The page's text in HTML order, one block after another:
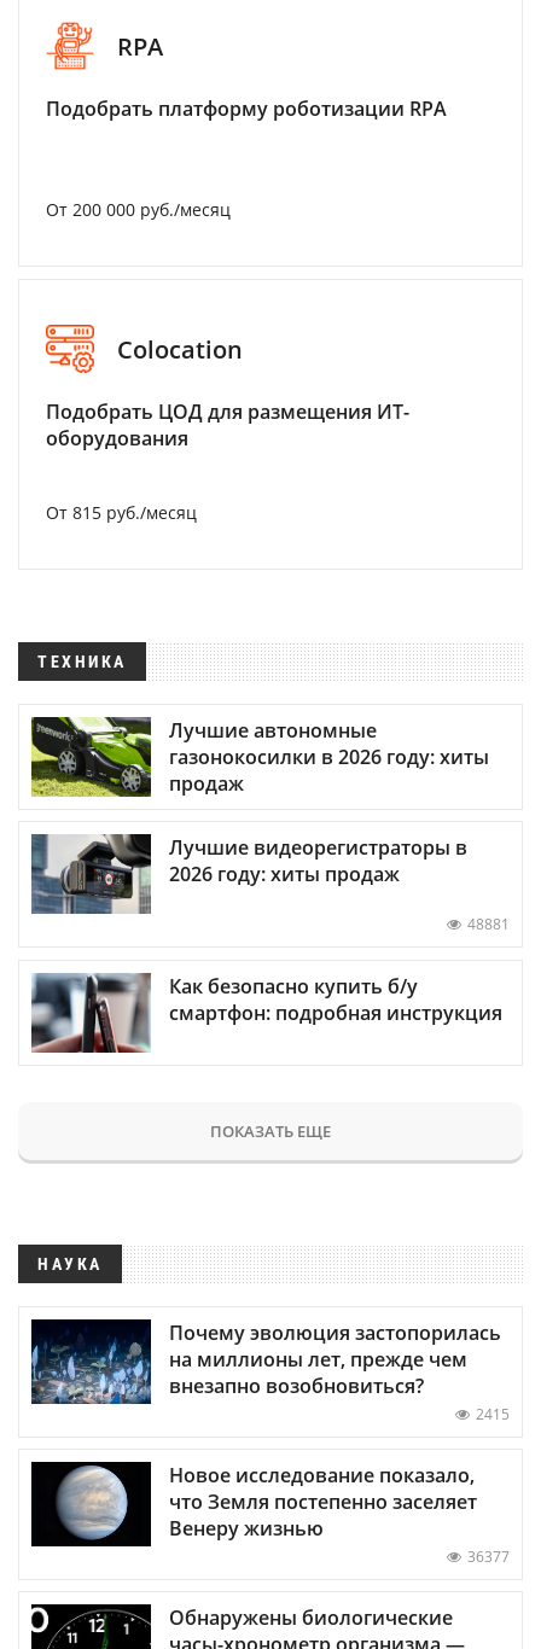
RPA
Подобрать платформу роботизации RPA
От 200 000 руб./месяц
Colocation
Подобрать ЦОД для размещения ИТ-
оборудования
От 815 руб./месяц
ТЕХНИКА
Лучшие автономные
газонокосилки в 2026 году: хиты
продаж
Лучшие видеорегистраторы в
2026 году: хиты продаж
48881
Как безопасно купить б/у
смартфон: подробная инструкция
ПОКАЗАТЬ ЕЩЕ
НАУКА
Почему эволюция застопорилась
на миллионы лет, прежде чем
внезапно возобновиться?
2415
Новое исследование показало,
что Земля постепенно заселяет
Венеру жизнью
36377
Обнаружены биологические